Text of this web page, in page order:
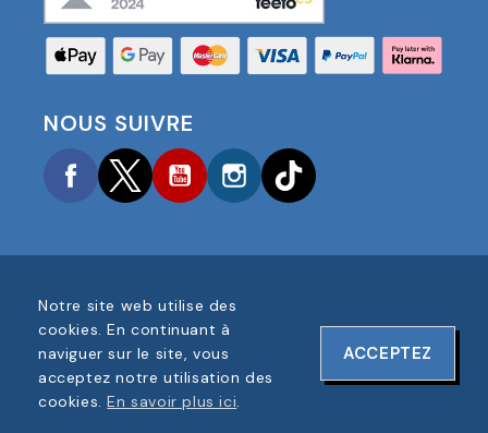
NOUS SUIVRE
FacebookTwitterYouTubeInstagram
COPYRIGHT © 2025 FOOTBALL AMERICA UK TOUS
DROITS RÉSERVÉS
NUMÉRO D'ENREGISTREMENT DE L'ENTREPRISE :
06354287
CONCEPTION DU SITE WEB PAR
Notre site web utilise des
cookies. En continuant à
naviguer sur le site, vous
acceptez notre utilisation des
cookies.En savoir plus ici.
ACCEPTEZ